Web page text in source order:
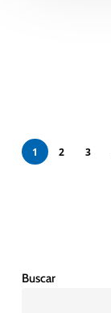
1 2 3
Buscar